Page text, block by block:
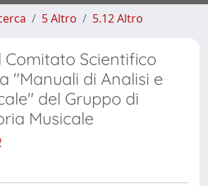
5 Altro 5.12 Altro
Comitato Scientifico
"Manuali di Analisi e
del Gruppo di
Musicale